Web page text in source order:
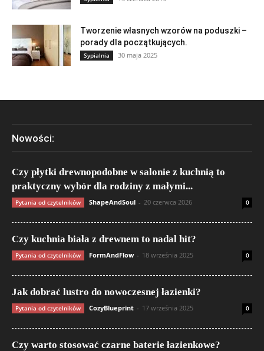
Tworzenie własnych wzorów na poduszki –
porady dla początkujących.
Sypialnia 30 maja 2025
Nowości:
Czy płytki drewnopodobne w salonie z kuchnią to
praktyczny wybór dla rodziny z małymi...
Pytania od czytelników ShapeAndSoul - 20 czerwca 2026 0
Czy kuchnia biała z drewnem to nadal hit?
Pytania od czytelników FormAndFlow - 18 września 2025 0
Jak dobrać lustro do nowoczesnej łazienki?
Pytania od czytelników CozyBlueprint - 17 września 2025 0
Czy warto stosować czarne baterie łazienkowe?